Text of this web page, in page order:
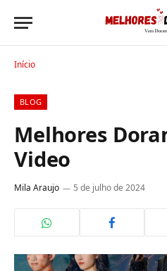
Início
BLOG
Melhores
Video
Mila Araujo 5 de julho de 2024